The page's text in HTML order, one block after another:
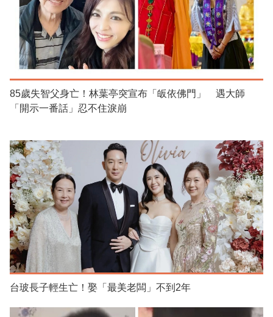
85歲失智父身亡！林葉亭突宣布「皈依佛門」 遇大師
「開示一番話」忍不住淚崩
台玻長子輕生亡！娶「最美老闆」不到2年